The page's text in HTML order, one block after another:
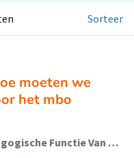
Sorteer
moeten we
het mbo
Hanna, Fadie (Lectoraat De Pedagogische Functie Van Onderwijs En Opvoeding); Zijderveld, Rian